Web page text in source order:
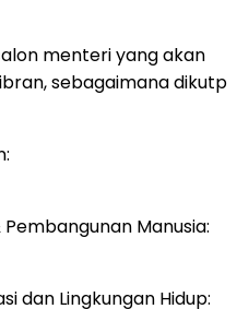
menteri yang akan
sebagaimana dikutp
Manusia:
dan Lingkungan Hidup: